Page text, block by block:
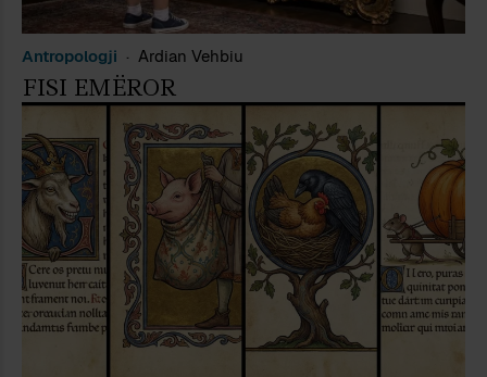
Antropologji Ardian Vehbiu
FISI EMËROR